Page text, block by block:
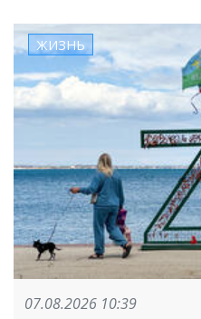
ЖИЗНЬ
07.08.2026 10:39